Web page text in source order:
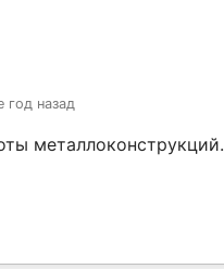
год назад
металлоконструкций.